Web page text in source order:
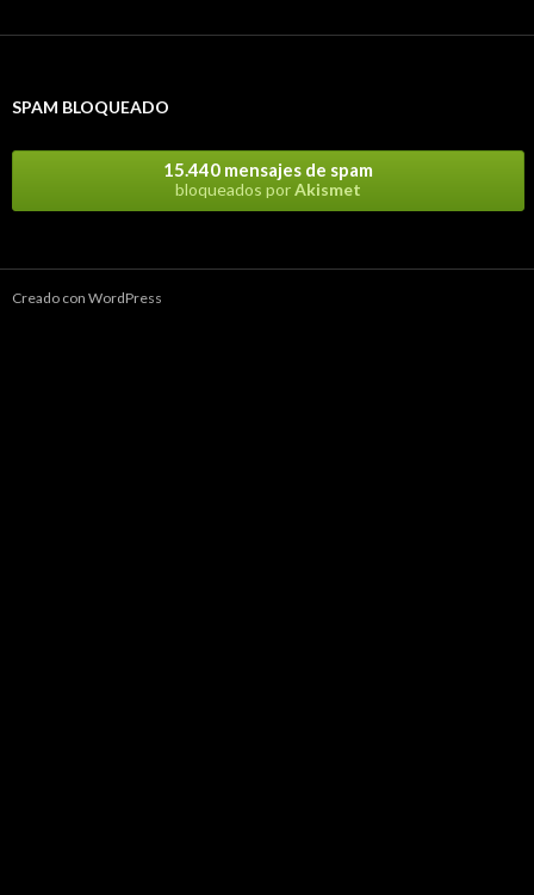
SPAM BLOQUEADO
15.440 mensajes de spam
bloqueados porAkismet
Creado con WordPress